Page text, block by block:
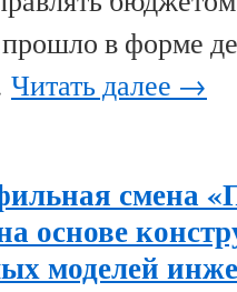
в форме
Читать далее →
смена
основе
моделей